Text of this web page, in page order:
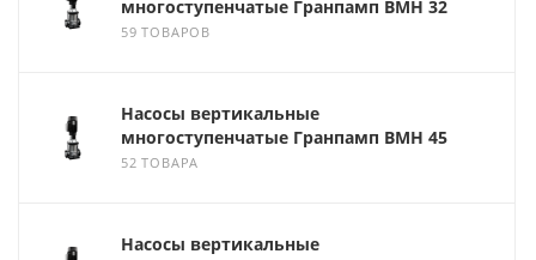
многоступенчатые Гранпамп ВМН 32
59 ТОВАРОВ
Насосы вертикальные
многоступенчатые Гранпамп ВМН 45
52 ТОВАРА
Насосы вертикальные